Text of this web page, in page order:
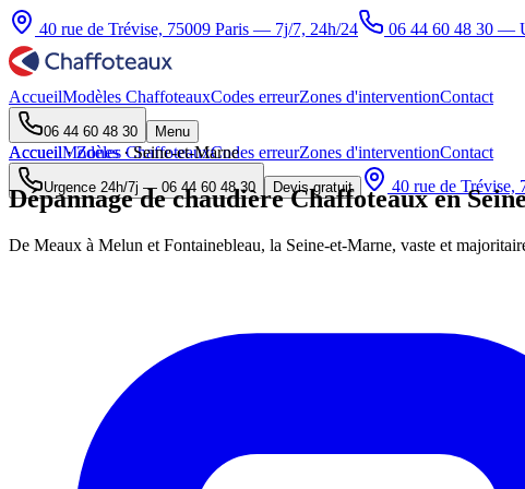
40 rue de Trévise, 75009 Paris — 7j/7, 24h/24 06 44 60 48 30 —
AccueilModèles ChaffoteauxCodes erreurZones d'interventionContact
06 44 60 48 30 Menu
AccueilModèles ChaffoteauxCodes erreurZones d'interventionContact
Urgence 24h/7j — 06 44 60 48 30 Devis gratuit 40 rue de Trévise,
Accueil·Zones·Seine-et-Marne
Dépannage de chaudière Chaffoteaux en
De Meaux à Melun et Fontainebleau, la Seine-et-Marne, vaste et